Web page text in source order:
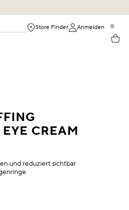
Store Finder Anmelden 0
CREAM
und reduziert sichtbar